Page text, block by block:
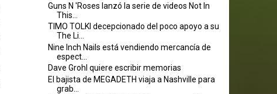
Guns N 'Roses lanzó la serie de videos Not In
This...
TIMO TOLKI decepcionado del poco apoyo a su
The Li...
Nine Inch Nails está vendiendo mercancía de
espect...
Dave Grohl quiere escribir memorias
El bajista de MEGADETH viaja a Nashville para
grab...